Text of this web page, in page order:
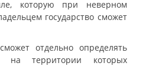
которую при неверном
государство сможет
отдельно определять
на территории которых